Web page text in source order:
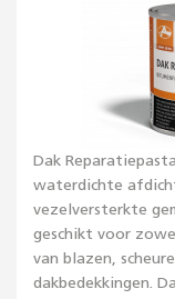
Dak
waterdichte
vezelversterkte
geschikt voor
van blazen,
dakbedekkingen.